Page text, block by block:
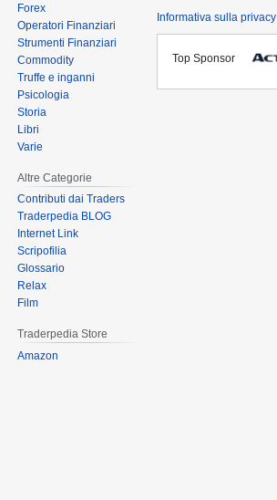
Forex
Operatori Finanziari
Strumenti Finanziari
Commodity
Truffe e inganni
Psicologia
Storia
Libri
Varie
Altre Categorie
Contributi dai Traders
Traderpedia BLOG
Internet Link
Scripofilia
Glossario
Relax
Film
Traderpedia Store
Amazon
Informativa sulla privacy
Top Sponsor